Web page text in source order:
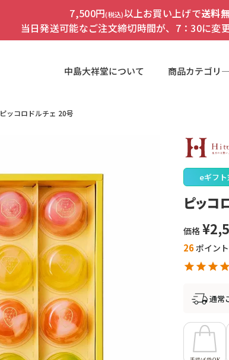
7,500円(税込)以上お買い上げで送料
当日発送可能なご注文締切時間が、7：30に変
中島大祥堂について 商品カテゴリ―
ピッコロドルチェ 20号
eギフ
ピッコ
価格 ¥
26ポイン
通常